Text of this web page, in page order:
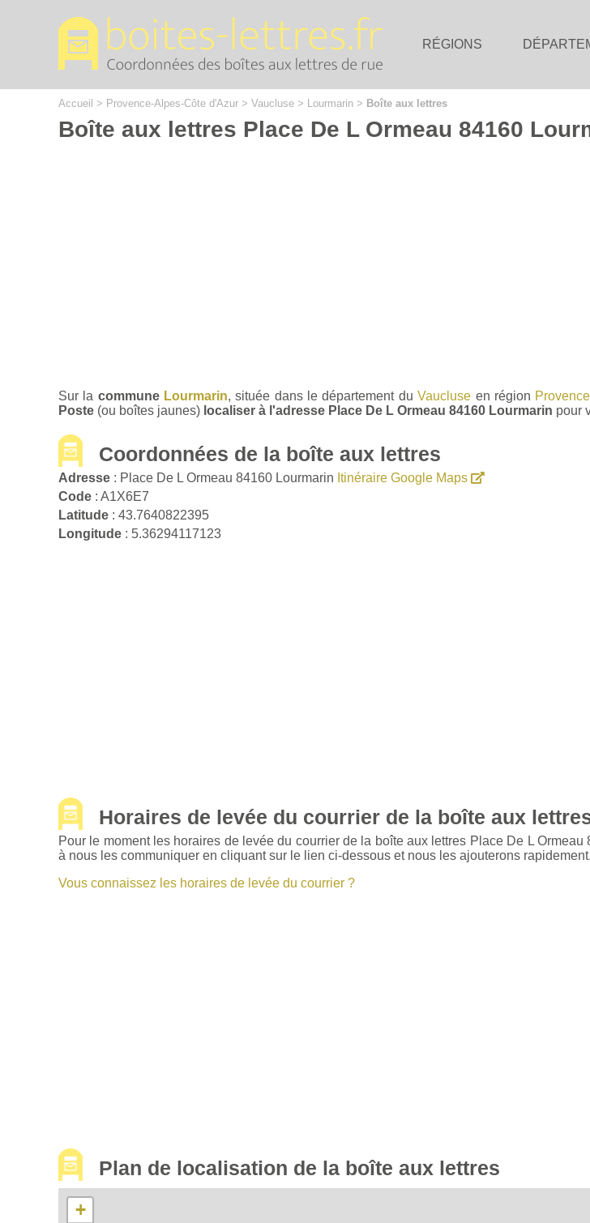
RÉGIONS
Accueil > Provence-Alpes-Côte d'Azur > Vaucluse > Lourmarin > Boîte aux lettres
Boîte aux lettres Place De L Ormeau 84160
Sur la commune Lourmarin, située dans le département duVaucluse en région
Poste (ou boîtes jaunes) localiser à l'adresse Place De L Ormeau 84160 Lourmarin pour
Coordonnées de la boîte aux lettres
Adresse : Place De L Ormeau 84160 Lourmarin Itinéraire Google Maps
Code : A1X6E7
Latitude : 43.7640822395
Longitude : 5.36294117123
Horaires de levée du courrier de la boîte aux
Pour le moment les horaires de levée du courrier de la boîte aux lettres Place De L
à nous les communiquer en cliquant sur le lien ci-dessous et nous les ajouterons rapidement.
Vous connaissez les horaires de levée du courrier ?
Plan de localisation de la boîte aux lettres
+